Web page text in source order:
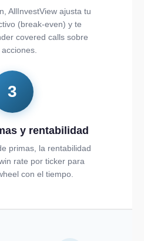
AllInvestView ajusta tu
(break-even) y te
covered calls sobre
3
y rentabilidad
primas, la rentabilidad
rate por ticker para
con el tiempo.